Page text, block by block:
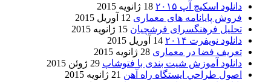
دانلود اسکیچ آپ ۲۰۱۵
18 ژانویه 2015
فروش پایانامه های معماری 12 آوریل 2015
تحلیل فرهنگسرای فرشچیان 15 ژانویه 2015
دانلود نویفرت ۲۰۱۴
14 آوریل 2015
تعریف فضا در معماری 28 ژانویه 2015
دانلود آموزش شیت بندی با فتوشاپ 29 ژوئن 2015
اصول طراحي ایستگاه راه آهن 21 ژانویه 2015